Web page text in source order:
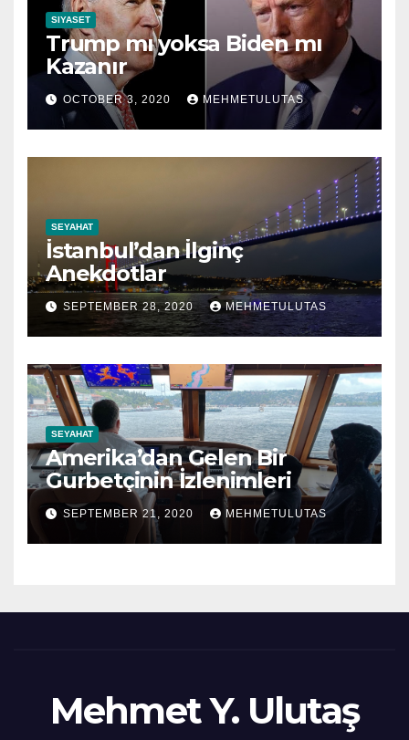
SIYASET
Trump mı yoksa Biden mı
Kazanır
OCTOBER 3, 2020 MEHMETULUTAS
SEYAHAT
İstanbul’dan İlginç
Anekdotlar
SEPTEMBER 28, 2020 MEHMETULUTAS
SEYAHAT
Amerika’dan Gelen Bir
Gurbetçinin İzlenimleri
SEPTEMBER 21, 2020 MEHMETULUTAS
Mehmet Y. Ulutaş